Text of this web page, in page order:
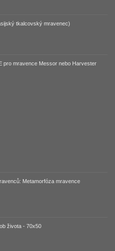
tkalcovský mravenec)
pro mravence Messor nebo Harvester
Metamorfóza mravence
života - 70x50